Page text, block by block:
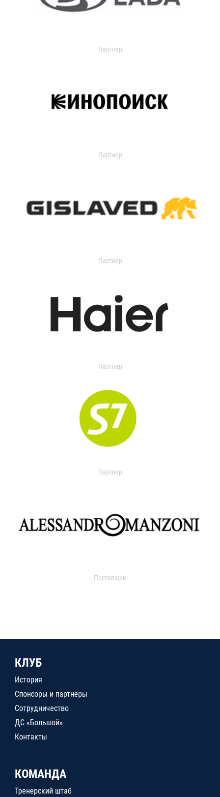
Партнер
Партнер
Партнер
Партнер
Партнер
Поставщик
КЛУБ
История
Спонсоры и партнеры
Сотрудничество
ДС «Большой»
Контакты
КОМАНДА
Тренерский штаб